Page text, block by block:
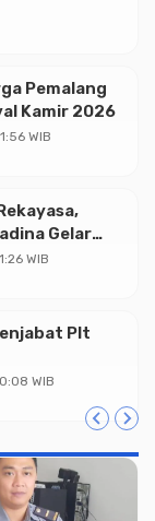
Pemalang
Kamir 2026
WIB
Gelar
WIB
Plt
WIB